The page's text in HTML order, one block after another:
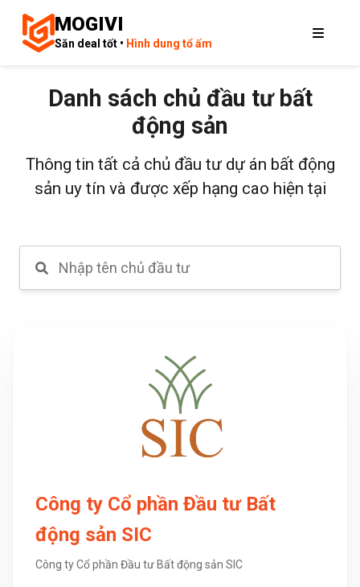
MOGIVI
Săn deal tốt • Hình dung tổ ấm
Danh sách chủ đầu tư bất
động sản
Thông tin tất cả chủ đầu tư dự án bất động
sản uy tín và được xếp hạng cao hiện tại
Công ty Cổ phần Đầu tư Bất
động sản SIC
Công ty Cổ phần Đầu tư Bất động sản SIC